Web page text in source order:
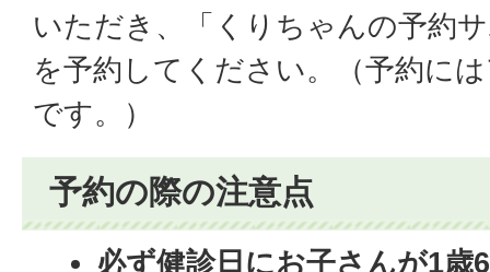
いただき、「くりちゃんの予約
を予約してください。（予約に
です。）
予約の際の注意点
必ず健診日にお子さんが1